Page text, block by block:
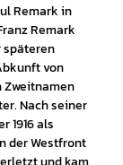
Remark in
Remark
späteren
von
Zweitnamen
Nach seiner
1916 als
der Westfront